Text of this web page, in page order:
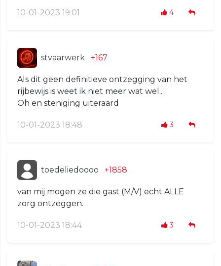
10-01-2023 19:01 4
stvaarwerk +167
Als dit geen definitieve ontzegging van het
rijbewijs is weet ik niet meer wat wel...
Oh en steniging uiteraard
10-01-2023 18:48 3
toedeliedoooo +1858
van mij mogen ze die gast (M/V) echt ALLE
zorg ontzeggen.
10-01-2023 18:44 3